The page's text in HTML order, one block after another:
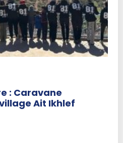
: Caravane
Ait Ikhlef